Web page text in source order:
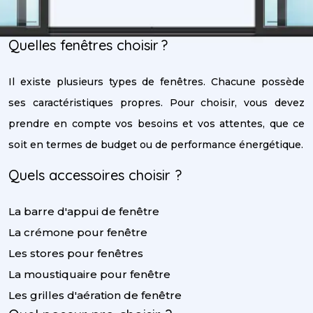
Quelles fenêtres choisir ?
Il existe plusieurs types de fenêtres. Chacune possède
ses caractéristiques propres. Pour choisir, vous devez
prendre en compte vos besoins et vos attentes, que ce
soit en termes de budget ou de performance énergétique.
Quels accessoires choisir ?
La barre d'appui de fenêtre
La crémone pour fenêtre
Les stores pour fenêtres
La moustiquaire pour fenêtre
Les grilles d'aération de fenêtre